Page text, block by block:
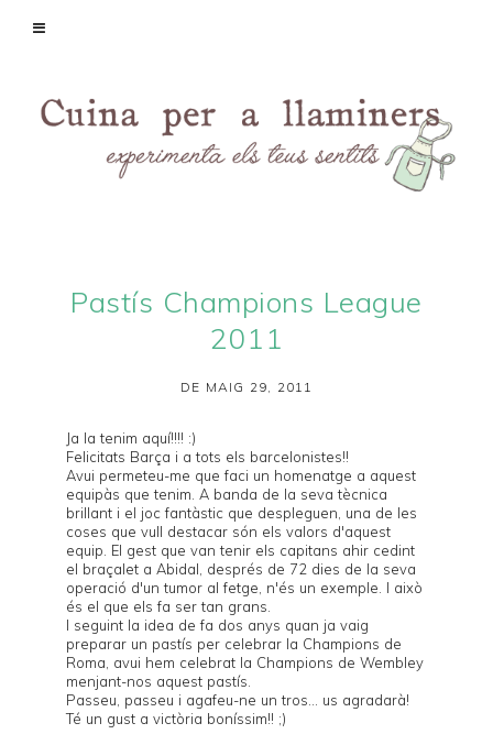
Pastís Champions League
2011
DE MAIG 29, 2011
Ja la tenim aquí!!!! :)
Felicitats Barça i a tots els barcelonistes!!
Avui permeteu-me que faci un homenatge a aquest
equipàs que tenim. A banda de la seva tècnica
brillant i el joc fantàstic que despleguen, una de les
coses que vull destacar són els valors d'aquest
equip. El gest que van tenir els capitans ahir cedint
el braçalet a Abidal, després de 72 dies de la seva
operació d'un tumor al fetge, n'és un exemple. I això
és el que els fa ser tan grans.
I seguint la idea de fa dos anys quan ja vaig
preparar un pastís per celebrar la Champions de
Roma, avui hem celebrat la Champions de Wembley
menjant-nos aquest pastís.
Passeu, passeu i agafeu-ne un tros... us agradarà!
Té un gust a victòria boníssim!! ;)